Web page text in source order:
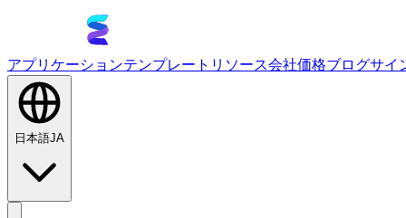
アプリケーションテンプレート リソース会社価格ブログサイ
日本語JA